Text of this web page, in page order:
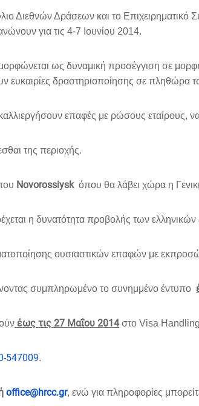
Διεθνών Δράσεων και το
για τις 4-7 Ιουνίου 2014.
ως δυναμική προσέγγιση σε
ευκαιρίες δραστηριοποίησης σε πληθώρα
επαφές με ρώσους εταίρους,
της περιοχής.
Novorossiyskόπου θα λάβει χώρα η
η δυνατότητα προβολής των ελληνικών
ουσιαστικών επαφών με
συμπληρωμένο το συνημμένο έντυπο
έως τις 27 Μαΐου 2014 στο Visa
547009.
office@hrcc.gr, ενώ για πληροφορίες